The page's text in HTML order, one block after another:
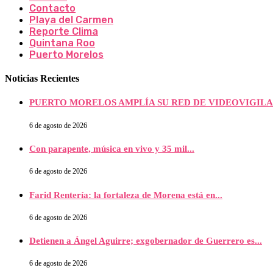
Contacto
Playa del Carmen
Reporte Clima
Quintana Roo
Puerto Morelos
Noticias Recientes
PUERTO MORELOS AMPLÍA SU RED DE
6 de agosto de 2026
Con parapente, música en vivo y 35 mil...
6 de agosto de 2026
Farid Rentería: la fortaleza de Morena está en...
6 de agosto de 2026
Detienen a Ángel Aguirre; exgobernador de Guerrero es...
6 de agosto de 2026